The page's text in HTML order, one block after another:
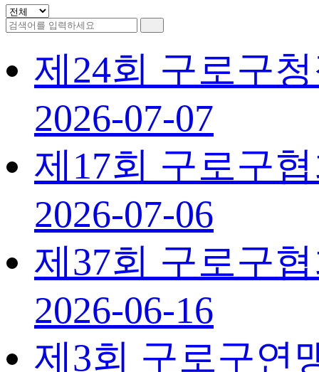
제24회 구로구
2026-07-07
제17회 구로구
2026-07-06
제37회 구로구
2026-06-16
제3회 구로구연